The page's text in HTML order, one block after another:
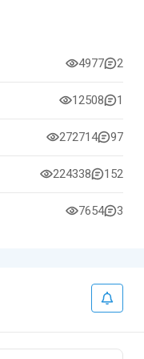
4977 2
12508 1
272714 97
224338 152
7654 3